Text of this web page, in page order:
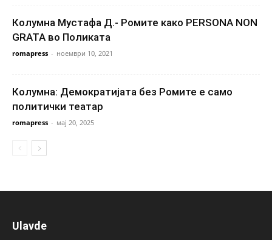
Колумна Мустафа Д.- Ромите како PERSONA NON
GRATA во Поликата
romapress - ноември 10, 2021
Колумна: Демократијата без Ромите е само
политички театар
romapress - мај 20, 2025
Ulavde